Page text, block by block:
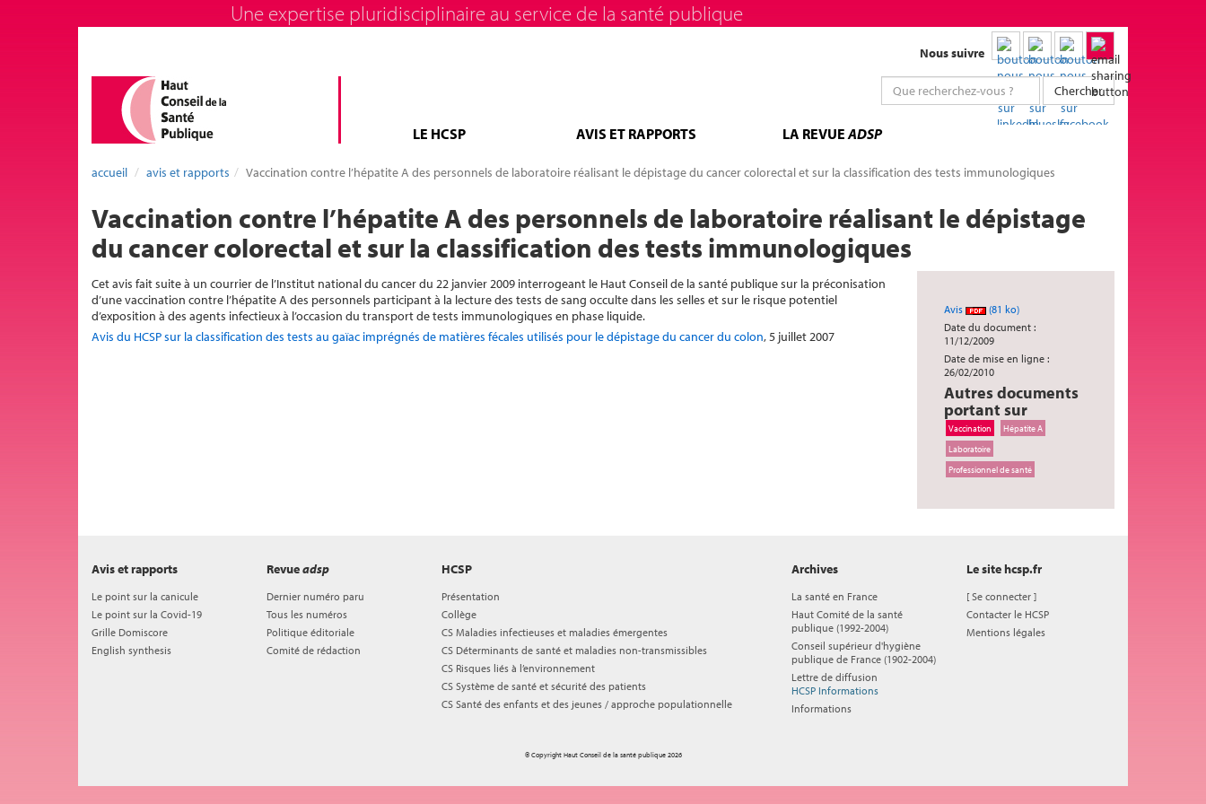
Une expertise pluridisciplinaire au service de la santé publique
Nous suivre
Chercher
LE HCSP AVIS ET RAPPORTS LA REVUEADSP
accueil avis et rapports Vaccination contre l’hépatite A des personnels de laboratoire réalisant le dépistage du cancer colorectal et sur la classification des tests immunologiques
Vaccination contre l’hépatite A des personnels de laboratoire réalisant le dépistage
du cancer colorectal et sur la classification des tests immunologiques
Avis
(81 ko)
Date du document :
11/12/2009
Date de mise en ligne :
26/02/2010
Autres documents
portant sur
Vaccination
Hépatite A
Laboratoire
Professionnel de santé
Cet avis fait suite à un courrier de l’Institut national du cancer du 22 janvier 2009 interrogeant le Haut Conseil de la santé publique sur la préconisation
d’une vaccination contre l’hépatite A des personnels participant à la lecture des tests de sang occulte dans les selles et sur le risque potentiel
d’exposition à des agents infectieux à l’occasion du transport de tests immunologiques en phase liquide.
Avis du HCSP sur la classification des tests au gaïac imprégnés de matières fécales utilisés pour le dépistage du cancer du colon, 5 juillet 2007
HCSP
Présentation
Collège
CS Maladies infectieuses et maladies émergentes
CS Déterminants de santé et maladies non-transmissibles
CS Risques liés à l’environnement
CS Système de santé et sécurité des patients
CS Santé des enfants et des jeunes / approche populationnelle
Avis et rapports
Le point sur la canicule
Le point sur la Covid-19
Grille Domiscore
English synthesis
Revueadsp
Dernier numéro paru
Tous les numéros
Politique éditoriale
Comité de rédaction
Archives
La santé en France
Haut Comité de la santé
publique (1992-2004)
Conseil supérieur d'hygiène
publique de France (1902-2004)
Lettre de diffusion
HCSP Informations
Informations
Le site hcsp.fr
[Se connecter ]
Contacter le HCSP
Mentions légales
© Copyright Haut Conseil de la santé publique 2026